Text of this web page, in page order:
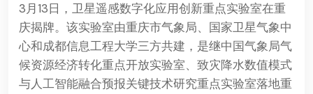
3月13日，卫星遥感数字化应用创新重点实验室在重
庆揭牌。该实验室由重庆市气象局、国家卫星气象中
心和成都信息工程大学三方共建，是继中国气象局气
候资源经济转化重点开放实验室、致灾降水数值模式
与人工智能融合预报关键技术研究重点实验室落地重